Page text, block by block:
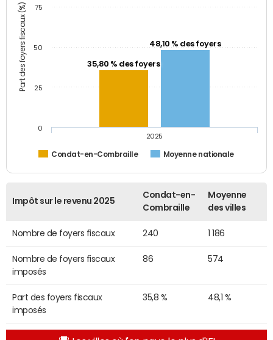
Part des foyers fiscaux (%) 35,80 % des foyers
48,10 % des foyers
Condat-en-Combraille Moyenne nationale
2025
0
25
50
75
Impôt sur le revenu 2025
Condat-en-
Combraille
Moyenne
des villes
Nombre de foyers fiscaux 240 1 186
Nombre de foyers fiscaux
imposés
86 574
Part des foyers fiscaux
imposés
35,8 % 48,1 %